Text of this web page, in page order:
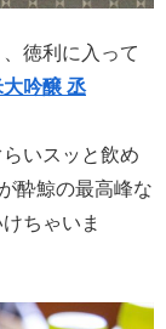
徳利に入って
吟醸 丞
いスッと飲め
酔鯨の最高峰な
ちゃいま